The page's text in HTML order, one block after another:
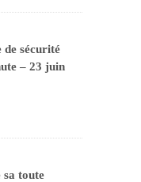
de sécurité
– 23 juin
sa toute